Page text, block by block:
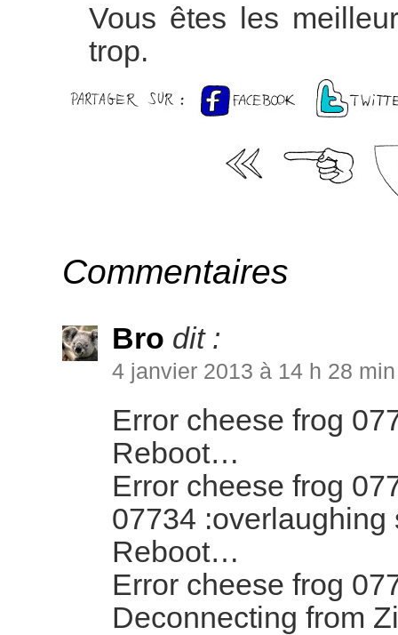
Vous êtes les
trop.
Commentaires
Bro dit :
4 janvier 2013 à 14 h 28 min
Error cheese frog
Reboot…
Error cheese frog
07734 :overlaughing
Reboot…
Error cheese frog
Deconnecting from